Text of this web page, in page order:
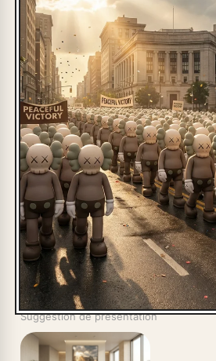
Suggestion de présentation